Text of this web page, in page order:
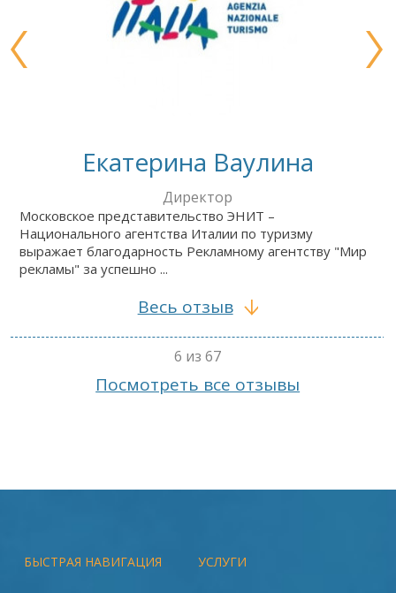
Екатерина Ваулина
Директор
Московское представительство ЭНИТ –
Национального агентства Италии по туризму
выражает благодарность Рекламному агентству "Мир
рекламы" за успешно ...
Весь отзыв
6 из 67
Посмотреть все отзывы
БЫСТРАЯ НАВИГАЦИЯ УСЛУГИ